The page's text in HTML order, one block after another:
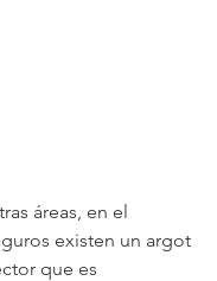
áreas, en el
existen un argot
que es